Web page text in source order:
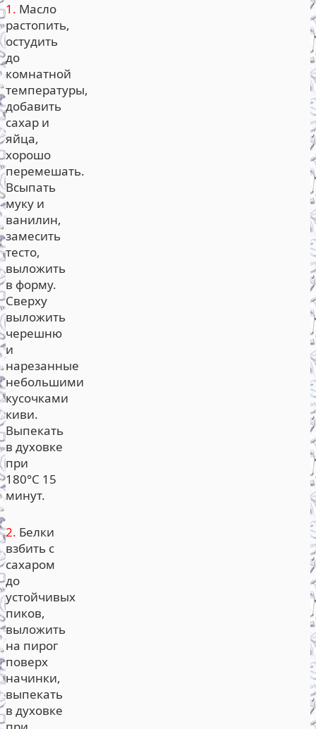
1. Масло
растопить,
остудить
до
комнатной
температуры,
добавить
сахар и
яйца,
хорошо
перемешать.
Всыпать
муку и
ванилин,
замесить
тесто,
выложить
в форму.
Сверху
выложить
черешню
и
нарезанные
небольшими
кусочками
киви.
Выпекать
в духовке
при
180°С 15
минут.
2. Белки
взбить с
сахаром
до
устойчивых
пиков,
выложить
на пирог
поверх
начинки,
выпекать
в духовке